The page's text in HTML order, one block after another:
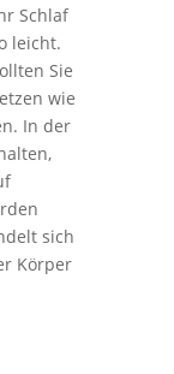
Schlaf
leicht.
Sie
wie
In der
sich
Körper